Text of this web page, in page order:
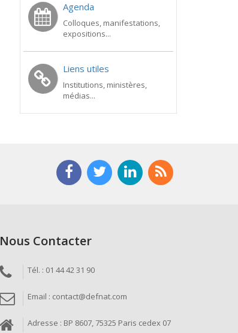
Agenda
Colloques, manifestations,
expositions...
Liens utiles
Institutions, ministères,
médias...
Nous Contacter
Tél. : 01 44 42 31 90
Email : contact@defnat.com
Adresse : BP 8607, 75325 Paris cedex 07